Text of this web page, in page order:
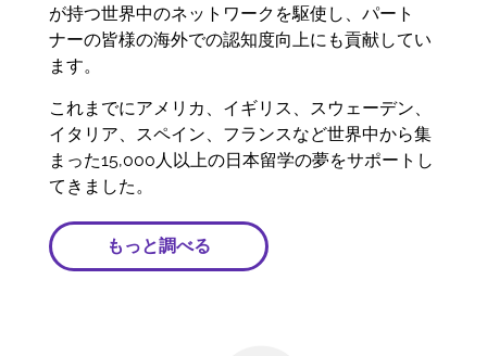
が持つ世界中のネットワークを駆使し、パート
ナーの皆様の海外での認知度向上にも貢献してい
ます。
これまでにアメリカ、イギリス、スウェーデン、
イタリア、スペイン、フランスなど世界中から集
まった15,000人以上の日本留学の夢をサポートし
てきました。
もっと調べる